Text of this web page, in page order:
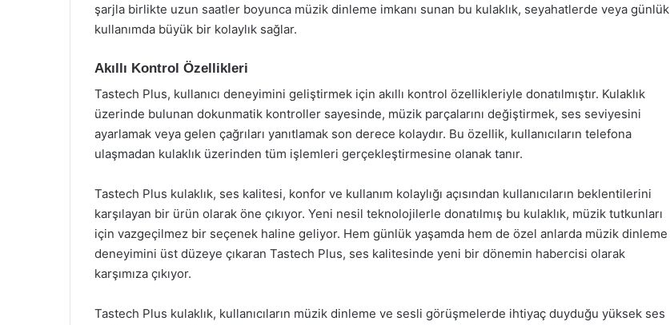
şarjla birlikte uzun saatler boyunca müzik dinleme imkanı sunan bu kulaklık, seyahatlerde veya günlük
kullanımda büyük bir kolaylık sağlar.
Akıllı Kontrol Özellikleri
Tastech Plus, kullanıcı deneyimini geliştirmek için akıllı kontrol özellikleriyle donatılmıştır. Kulaklık
üzerinde bulunan dokunmatik kontroller sayesinde, müzik parçalarını değiştirmek, ses seviyesini
ayarlamak veya gelen çağrıları yanıtlamak son derece kolaydır. Bu özellik, kullanıcıların telefona
ulaşmadan kulaklık üzerinden tüm işlemleri gerçekleştirmesine olanak tanır.
Tastech Plus kulaklık, ses kalitesi, konfor ve kullanım kolaylığı açısından kullanıcıların beklentilerini
karşılayan bir ürün olarak öne çıkıyor. Yeni nesil teknolojilerle donatılmış bu kulaklık, müzik tutkunları
için vazgeçilmez bir seçenek haline geliyor. Hem günlük yaşamda hem de özel anlarda müzik dinleme
deneyimini üst düzeye çıkaran Tastech Plus, ses kalitesinde yeni bir dönemin habercisi olarak
karşımıza çıkıyor.
Tastech Plus kulaklık, kullanıcıların müzik dinleme ve sesli görüşmelerde ihtiyaç duyduğu yüksek ses